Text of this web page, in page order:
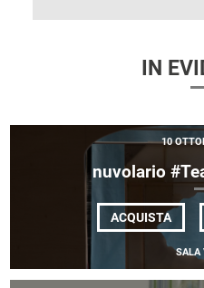
IN
10
nuvolario
ACQUISTA
SALA